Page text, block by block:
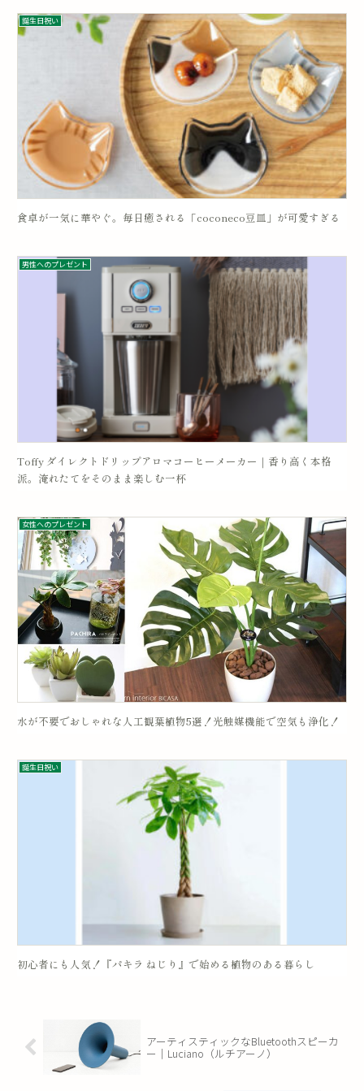
誕生日祝い
食卓が一気に華やぐ。毎日癒される「coconeco豆皿」が可愛すぎる
男性へのプレゼント
Toffy ダイレクトドリップアロマコーヒーメーカー｜香り高く本格
派。淹れたてをそのまま楽しむ一杯
女性へのプレゼント
水が不要でおしゃれな人工観葉植物5選！光触媒機能で空気も浄化！
誕生日祝い
初心者にも人気！『パキラ ねじり』で始める植物のある暮らし
アーティスティックなBluetoothスピーカ
ー｜Luciano（ルチアーノ）